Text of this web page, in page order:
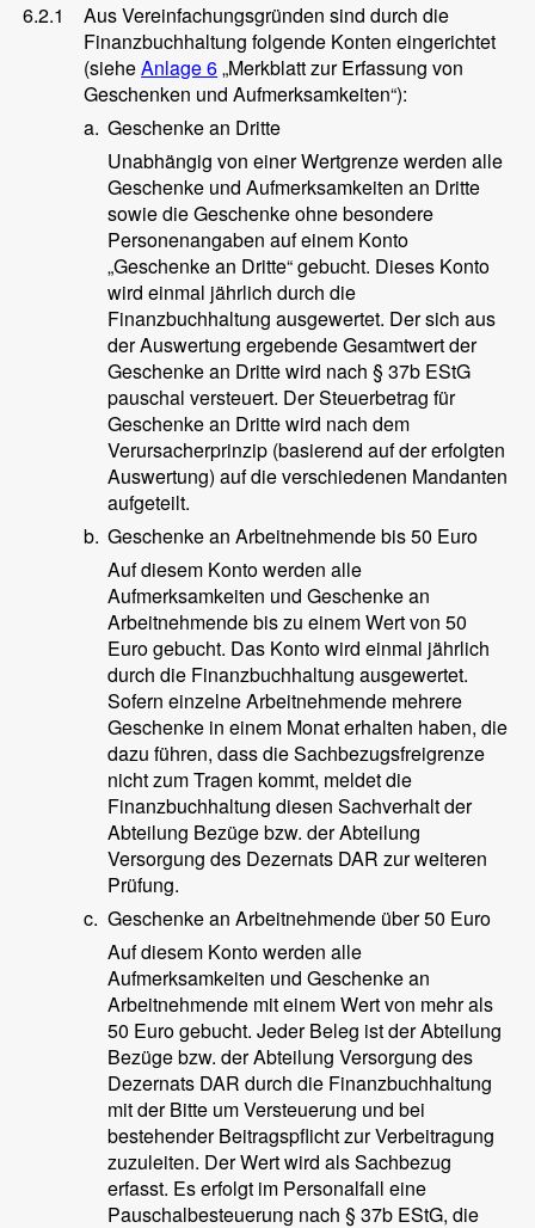
6.2.1
Aus Vereinfachungsgründen sind durch die
Finanzbuchhaltung folgende Konten eingerichtet
(sieheAnlage 6„Merkblatt zur Erfassung von
Geschenken und Aufmerksamkeiten“):
a. Geschenke an Dritte
Unabhängig von einer Wertgrenze werden alle
Geschenke und Aufmerksamkeiten an Dritte
sowie die Geschenke ohne besondere
Personenangaben auf einem Konto
„Geschenke an Dritte“ gebucht. Dieses Konto
wird einmal jährlich durch die
Finanzbuchhaltung ausgewertet. Der sich aus
der Auswertung ergebende Gesamtwert der
Geschenke an Dritte wird nach § 37b EStG
pauschal versteuert. Der Steuerbetrag für
Geschenke an Dritte wird nach dem
Verursacherprinzip (basierend auf der erfolgten
Auswertung) auf die verschiedenen Mandanten
aufgeteilt.
b. Geschenke an Arbeitnehmende bis 50 Euro
Auf diesem Konto werden alle
Aufmerksamkeiten und Geschenke an
Arbeitnehmende bis zu einem Wert von 50
Euro gebucht. Das Konto wird einmal jährlich
durch die Finanzbuchhaltung ausgewertet.
Sofern einzelne Arbeitnehmende mehrere
Geschenke in einem Monat erhalten haben, die
dazu führen, dass die Sachbezugsfreigrenze
nicht zum Tragen kommt, meldet die
Finanzbuchhaltung diesen Sachverhalt der
Abteilung Bezüge bzw. der Abteilung
Versorgung des Dezernats DAR zur weiteren
Prüfung.
c. Geschenke an Arbeitnehmende über 50 Euro
Auf diesem Konto werden alle
Aufmerksamkeiten und Geschenke an
Arbeitnehmende mit einem Wert von mehr als
50 Euro gebucht. Jeder Beleg ist der Abteilung
Bezüge bzw. der Abteilung Versorgung des
Dezernats DAR durch die Finanzbuchhaltung
mit der Bitte um Versteuerung und bei
bestehender Beitragspflicht zur Verbeitragung
zuzuleiten. Der Wert wird als Sachbezug
erfasst. Es erfolgt im Personalfall eine
Pauschalbesteuerung nach § 37b EStG, die